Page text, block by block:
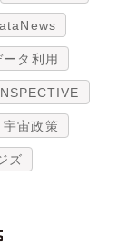
ータ利用
宇宙政策
ズ